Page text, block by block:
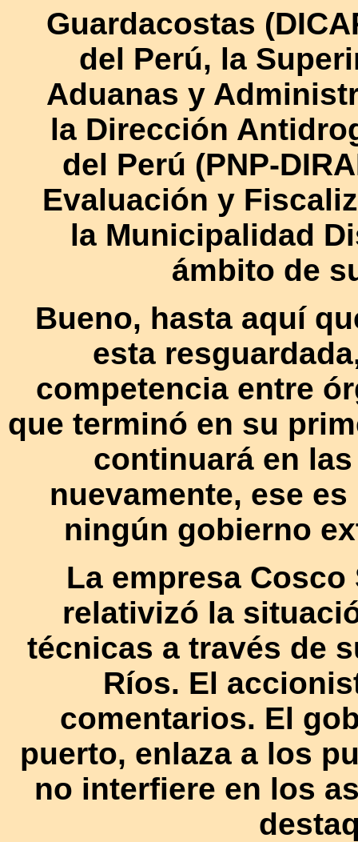
Guardacostas
del Perú, la
Aduanas y
la Dirección
del Perú (PNP-
Evaluación y
la Municipalidad
ámbito de
Bueno, hasta aquí
esta
competencia entre
que terminó en su
continuará en
nuevamente, ese
ningún gobierno
La empresa
relativizó la
técnicas a través de
Ríos. El
comentarios. El
puerto, enlaza a los
no interfiere en los